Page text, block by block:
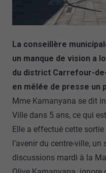
La conseillère
un manque de vision a
du district Carrefour-
en mêlée de presse un
Mme Kamanyana se dit
Ville dans 5 ans, ce qui
Elle a effectué cette
l’avenir du centre-ville,
discussions mardi à la